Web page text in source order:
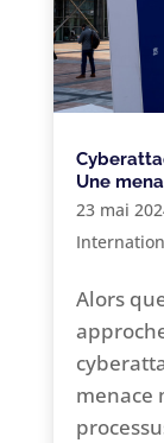
Une
23 mai
Alors
menace